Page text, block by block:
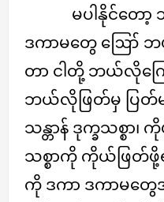
မပါနိုင်တေ
ဒကာမတွေ ဪ ဘ
တာ ငါတို့ ဘယ်လိုက
ဘယ်လိုဖြတ်မှ ပြ
သန္တာန် ဒုက္ခသစ္စာ
သစ္စာကို ကိုယ်ဖြတ်
ကို ဒကာ ဒကာမတွ